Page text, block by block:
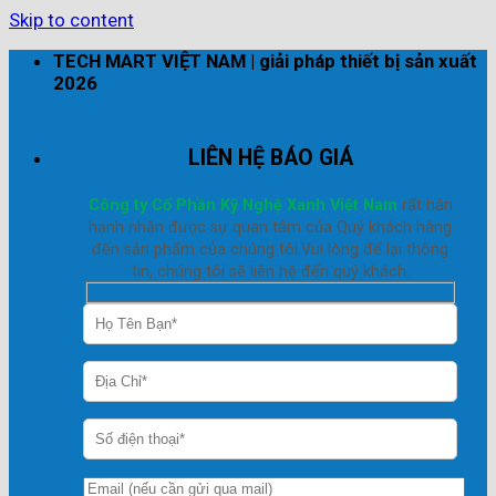
Skip to content
TECH MART VIỆT NAM | giải pháp thiết bị sản xuất
2026
LIÊN HỆ BÁO GIÁ
Công ty Cổ Phần Kỹ Nghệ Xanh Việt Nam rất hân
hạnh nhận được sự quan tâm của Quý khách hàng
đến sản phẩm của chúng tôi.Vui lòng để lại thông
tin, chúng tôi sẽ liên hệ đến quý khách.